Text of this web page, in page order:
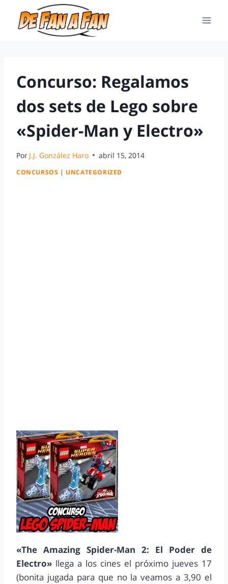
Concurso: Regalamos
dos sets de Lego sobre
«Spider-Man y Electro»
Por J.J. González Haro abril 15, 2014
CONCURSOS | UNCATEGORIZED
«The Amazing Spider-Man 2: El Poder de
Electro» llega a los cines el próximo jueves 17
(bonita jugada para que no la veamos a 3,90 el